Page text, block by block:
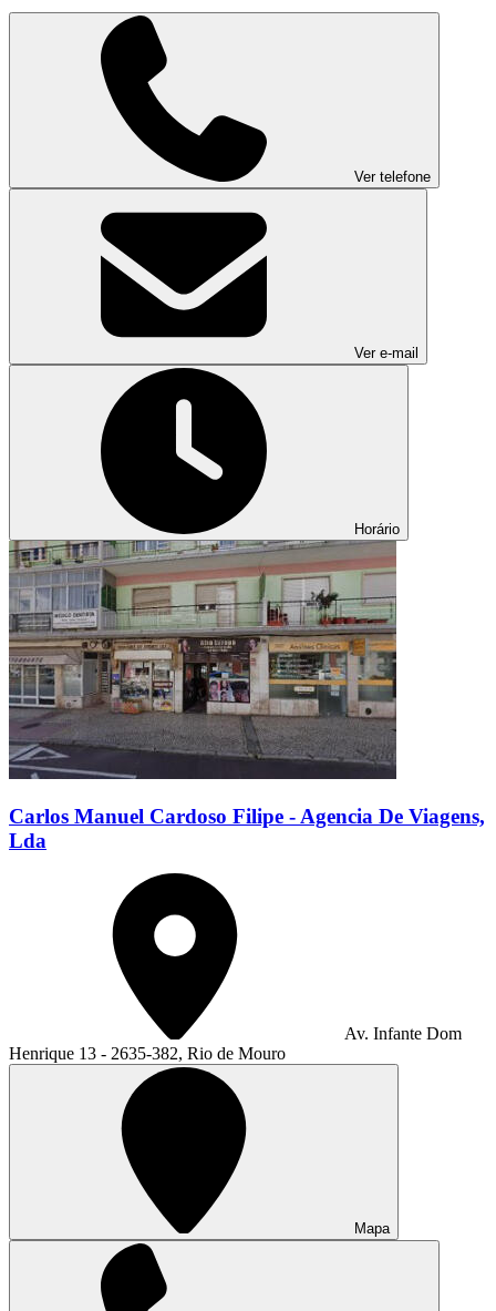
Ver telefone
Ver e-mail
Horário
Carlos Manuel Cardoso Filipe - Agencia De Viagens,
Lda
Av. Infante Dom
Henrique 13 - 2635-382, Rio de Mouro
Mapa